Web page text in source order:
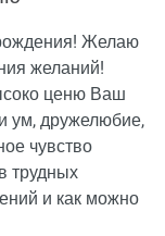
Желаю
желаний!
ценю Ваш
ум, дружелюбие,
чувство
трудных
и как можно